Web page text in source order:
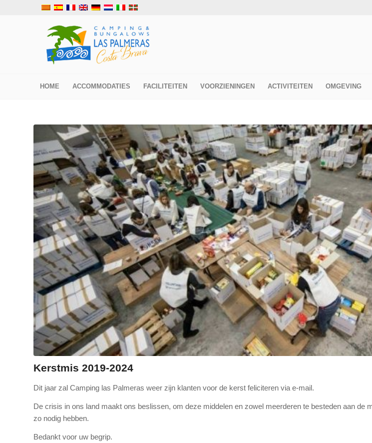
HOME ACCOMMODATIES FACILITEITEN VOORZIENINGEN ACTIVITEITEN OMGEVING
Kerstmis 2019-2024
Dit jaar zal Camping las Palmeras weer zijn klanten voor de kerst feliciteren via e-mail.
De crisis in ons land maakt ons beslissen, om deze middelen en zowel meerderen te besteden aan de
zo nodig hebben.
Bedankt voor uw begrip.